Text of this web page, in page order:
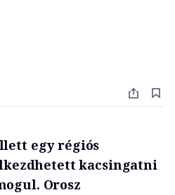
egy régiós
kacsingatni
Orosz